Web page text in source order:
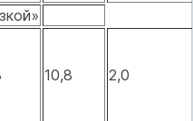
10,8 2,0